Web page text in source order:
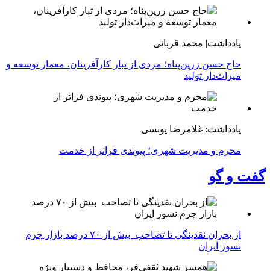
یادداشت| محمد قربانی
حاج حسن زرین‌پناه؛ مردی از تبار کارآفرینان، معمار توسعه و
میراث‌دار تولید
یادداشت: غلامرضا یونسی
محرم و مدیریت شهری؛ پیوندی فراتر از خدمت
گفت و گو
از بحران نقدینگی تا تصاحب بیش از ۷۰ درصد بازار جرم
نسوز ایران